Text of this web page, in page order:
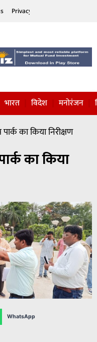
Privacy Policy
भारत विदेश मनोरंजन
का किया निरीक्षण
का किया
WhatsApp